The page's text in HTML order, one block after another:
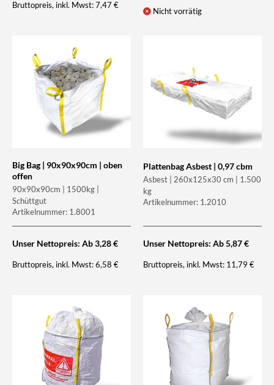
Bruttopreis, inkl. Mwst:7,47€
Nicht vorrätig
Big Bag | 90x90x90cm | oben
offen
90x90x90cm | 1500kg |
Schüttgut
Artikelnummer: 1.8001
Unser Nettopreis: Ab3,28€
Bruttopreis, inkl. Mwst:6,58€
Plattenbag Asbest | 0,97 cbm
Asbest | 260x125x30 cm | 1.500
kg
Artikelnummer: 1.2010
Unser Nettopreis: Ab5,87€
Bruttopreis, inkl. Mwst: 11,79€